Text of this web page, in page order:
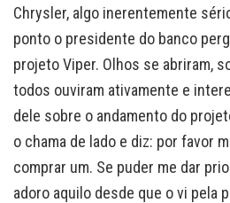
Chrysler, algo inerentemente
ponto o presidente do banco
projeto Viper. Olhos se abriram,
todos ouviram ativamente e
dele sobre o andamento do
o chama de lado e diz: por favor
comprar um. Se puder me dar
adoro aquilo desde que o vi pela